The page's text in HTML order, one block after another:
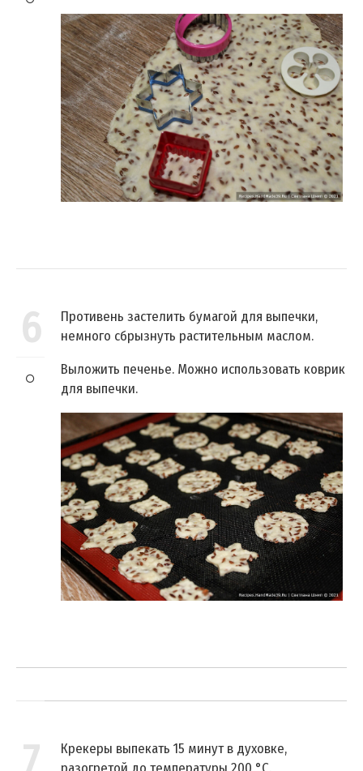
6
Противень застелить бумагой для выпечки,
немного сбрызнуть растительным маслом.
Выложить печенье. Можно использовать коврик
для выпечки.
7
Крекеры выпекать 15 минут в духовке,